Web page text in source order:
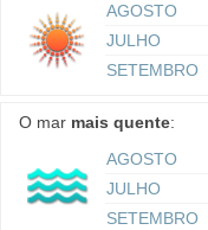
AGOSTO
JULHO
SETEMBRO
O mar mais quente:
AGOSTO
JULHO
SETEMBRO